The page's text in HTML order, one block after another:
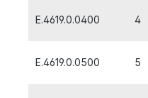
E.4619.0.0400 4
E.4619.0.0500 5